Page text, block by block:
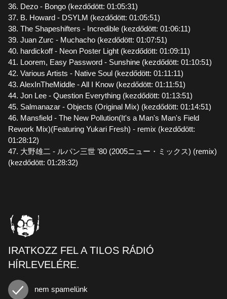
36. Dezo - Bongo (kezdődött: 01:05:31)
37. B. Howard - DSYLM (kezdődött: 01:05:51)
38. The Shapeshifters - Incredible (kezdődött: 01:06:11)
39. Juan Zurc - Muchacho (kezdődött: 01:07:51)
40. hardickoff - Neon Poster Light (kezdődött: 01:09:11)
41. Loorem, Easy Password - Sunshine (kezdődött: 01:10:51)
42. Various Artists - Native Soul (kezdődött: 01:11:11)
43. AlexInTheMiddle - All I Know (kezdődött: 01:11:51)
44. Jon Lee - Question Everything (kezdődött: 01:13:51)
45. Salmanazar - Objects (Original Mix) (kezdődött: 01:14:51)
46. Mansfield - The New Pollution(It's a Man's Man's Field
Rework Mix)(Featuring Yukari Fresh) - remix (kezdődött:
01:28:12)
47. 大野雄二 - ルパン三世 ’80 (2005ニュー・ミックス) (remix)
(kezdődött: 01:28:32)
IRATKOZZ FEL A TILOS RÁDIÓ
HÍRLEVELÉRE.
nem spamelünk